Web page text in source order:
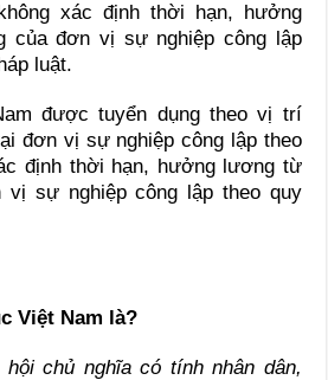
xác định thời hạn, hưởng
của đơn vị sự nghiệp công lập
luật.
được tuyển dụng theo vị trí
đơn vị sự nghiệp công lập theo
định thời hạn, hưởng lương từ
sự nghiệp công lập theo quy
Việt Nam là?
chủ nghĩa có tính nhân dân,